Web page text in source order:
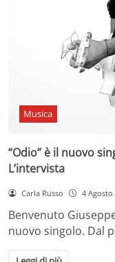
Musica
“Odio” è il nuovo
L’intervista
Carla Russo 4 Agosto
Benvenuto
nuovo singolo. Dal